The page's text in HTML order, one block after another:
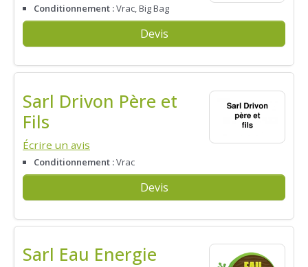
Conditionnement :Vrac, Big Bag
Devis
Sarl Drivon Père et
Fils
Écrire un avis
Conditionnement :Vrac
Devis
Sarl Eau Energie